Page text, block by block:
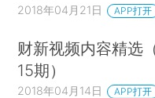
2018年04月21日 APP打开
财新视频内容精选
15期）
2018年04月14日 APP打开